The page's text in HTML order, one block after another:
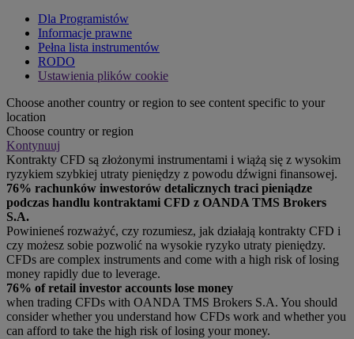
Dla Programistów
Informacje prawne
Pełna lista instrumentów
RODO
Ustawienia plików cookie
Choose another country or region to see content specific to your
location
Choose country or region
Kontynuuj
Kontrakty CFD są złożonymi instrumentami i wiążą się z wysokim
ryzykiem szybkiej utraty pieniędzy z powodu dźwigni finansowej.
76% rachunków inwestorów detalicznych traci pieniądze
podczas handlu kontraktami CFD z OANDA TMS Brokers
S.A.
Powinieneś rozważyć, czy rozumiesz, jak działają kontrakty CFD i
czy możesz sobie pozwolić na wysokie ryzyko utraty pieniędzy.
CFDs are complex instruments and come with a high risk of losing
money rapidly due to leverage.
76% of retail investor accounts lose money
when trading CFDs with OANDA TMS Brokers S.A. You should
consider whether you understand how CFDs work and whether you
can afford to take the high risk of losing your money.